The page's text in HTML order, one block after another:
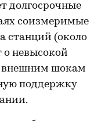
долгосрочные
соизмеримые
станций (около
о невысокой
внешним шокам
поддержку